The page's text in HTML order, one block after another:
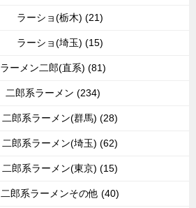
ラーショ(栃木) (21)
ラーショ(埼玉) (15)
ラーメン二郎(直系) (81)
二郎系ラーメン (234)
二郎系ラーメン(群馬) (28)
二郎系ラーメン(埼玉) (62)
二郎系ラーメン(東京) (15)
二郎系ラーメンその他 (40)